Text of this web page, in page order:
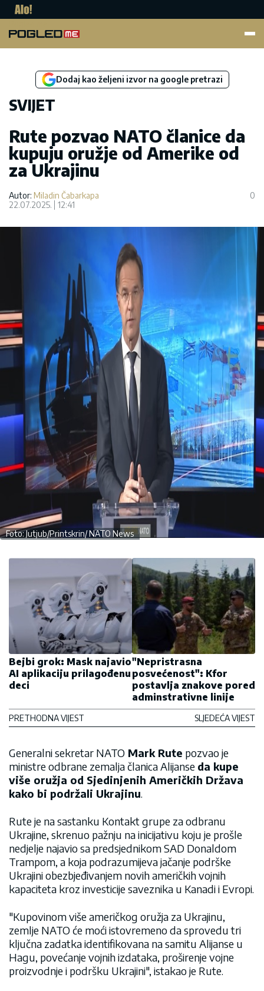
Dodaj kao željeni izvor na google pretrazi
SVIJET
Rute pozvao NATO članice da
kupuju oružje od Amerike od
za Ukrajinu
Autor: Miladin Čabarkapa
22.07.2025.
12:41
0
Foto: Jutjub/Printskrin/ NATO News
Bejbi grok: Mask najavio
AI aplikaciju prilagođenu
deci
PRETHODNA VIJEST
"Nepristrasna
posvećenost": Kfor
postavlja znakove pored
adminstrativne linije
SLJEDEĆA VIJEST
Generalni sekretar NATO Mark Rute pozvao je
ministre odbrane zemalja članica Alijanse da kupe
više oružja od Sjedinjenih Američkih Država
kako bi podržali Ukrajinu.
Rute je na sastanku Kontakt grupe za odbranu
Ukrajine, skrenuo pažnju na inicijativu koju je prošle
nedjelje najavio sa predsjednikom SAD Donaldom
Trampom, a koja podrazumijeva jačanje podrške
Ukrajini obezbjeđivanjem novih američkih vojnih
kapaciteta kroz investicije saveznika u Kanadi i Evropi.
"Kupovinom više američkog oružja za Ukrajinu,
zemlje NATO će moći istovremeno da sprovedu tri
ključna zadatka identifikovana na samitu Alijanse u
Hagu, povećanje vojnih izdataka, proširenje vojne
proizvodnje i podršku Ukrajini", istakao je Rute.